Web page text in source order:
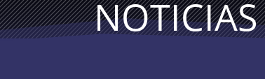
NOTICIAS